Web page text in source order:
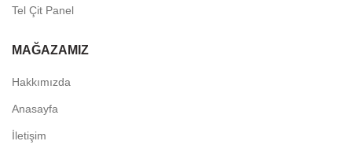
Tel Çit Panel
MAĞAZAMIZ
Hakkımızda
Anasayfa
İletişim